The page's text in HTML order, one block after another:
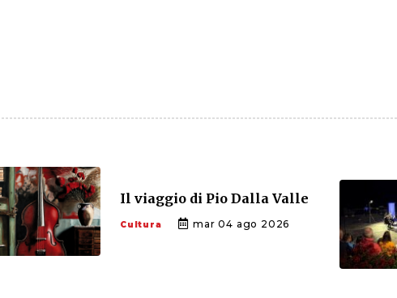
Il viaggio di Pio Dalla Valle
Cultura mar 04 ago 2026